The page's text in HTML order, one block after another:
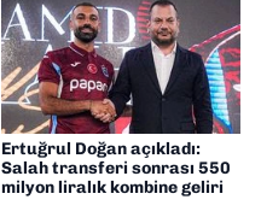
Ertuğrul Doğan açıkladı:
Salah transferi sonrası 550
milyon liralık kombine geliri